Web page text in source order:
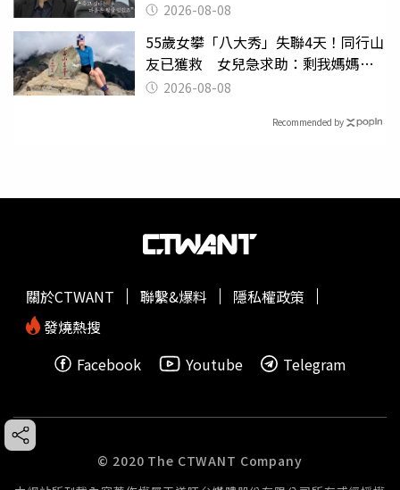
2026-08-08
55歲女攀「八大秀」失聯4天！同行山
友已獲救 女兒急求助：剩我媽媽還
沒找到
2026-08-08
Recommended by
關於CTWANT 聯繫&爆料
隱私權政策
發燒熱搜
Facebook
Youtube Telegram
© 2020 The CTWANT Company